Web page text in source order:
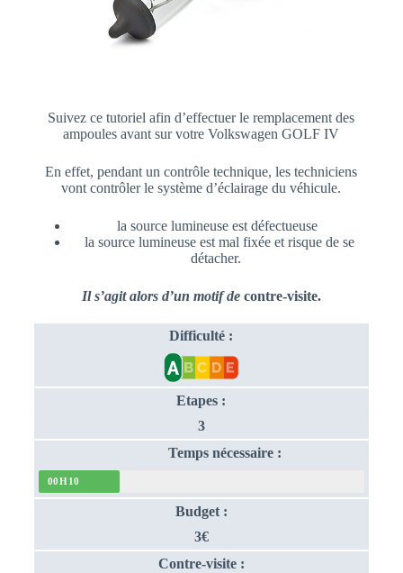
Suivez ce tutoriel afin d’effectuer le remplacement des
ampoules avant sur votre Volkswagen GOLF IV
En effet, pendant un contrôle technique, les techniciens
vont contrôler le système d’éclairage du véhicule.
la source lumineuse est défectueuse
la source lumineuse est mal fixée et risque de se
détacher.
Il s’agit alors d’un motif decontre-visite.
Difficulté :
Etapes :
3
Temps nécessaire :
00H10
Budget :
3€
Contre-visite :